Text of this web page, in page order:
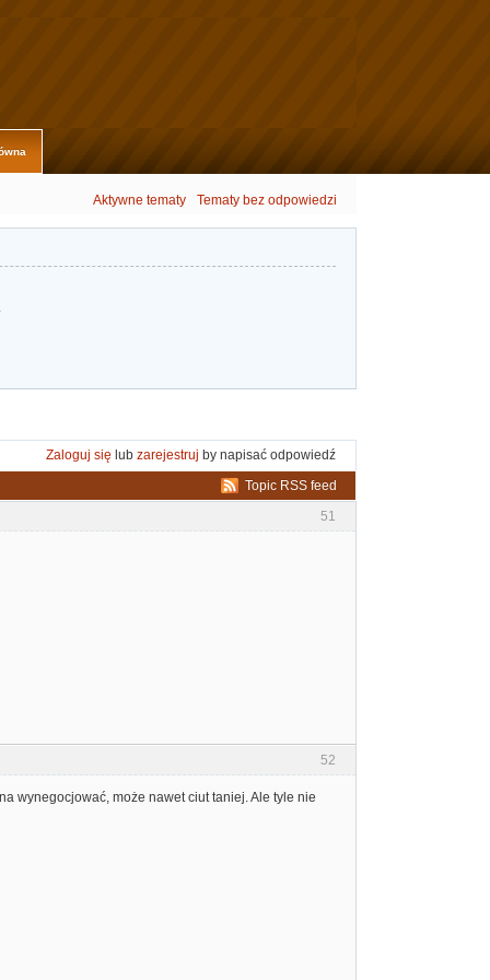
Aktywne tematy Tematy bez odpowiedzi
Zaloguj się lub zarejestruj by napisać odpowiedź
Topic RSS feed
51
52
wynegocjować, może nawet ciut taniej. Ale tyle nie